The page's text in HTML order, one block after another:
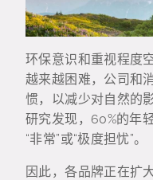
环保意识和重视程度
越来越困难，公司和
惯，以减少对自然的
研究发现，60%的年
“非常”或“极度担忧”。
因此，各品牌正在扩